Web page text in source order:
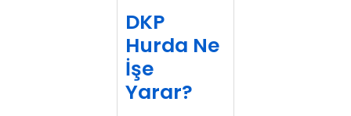
DKP
Hurda Ne
İşe
Yarar?